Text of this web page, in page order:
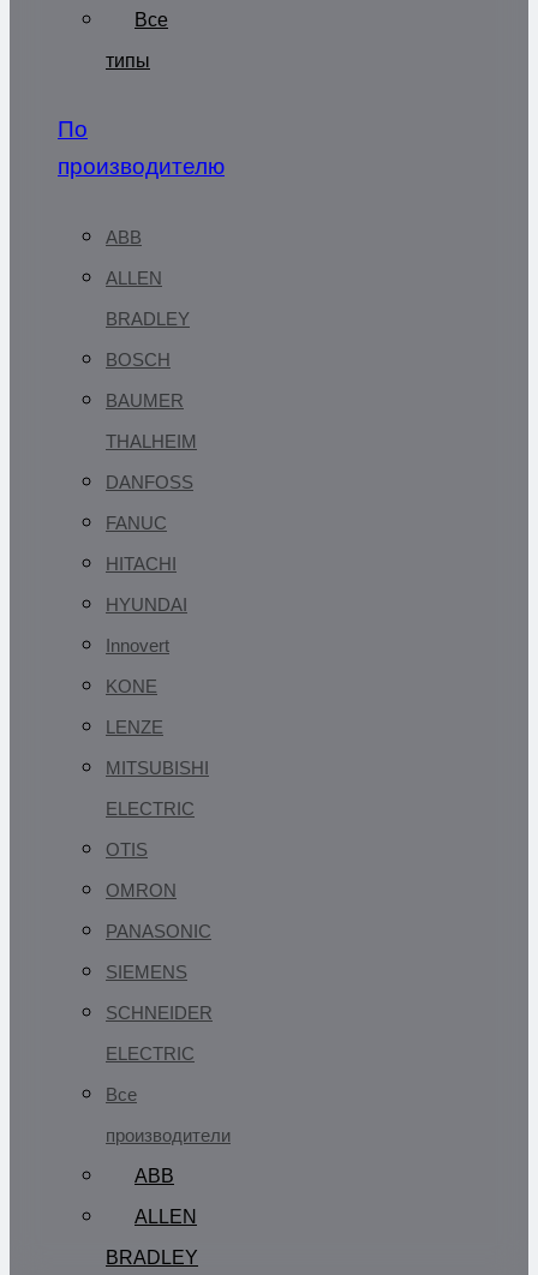
Все
типы
По
производителю
ABB
ALLEN
BRADLEY
BOSCH
BAUMER
THALHEIM
DANFOSS
FANUC
HITACHI
HYUNDAI
Innovert
KONE
LENZE
MITSUBISHI
ELECTRIC
OTIS
OMRON
PANASONIC
SIEMENS
SCHNEIDER
ELECTRIC
Все
производители
ABB
ALLEN
BRADLEY